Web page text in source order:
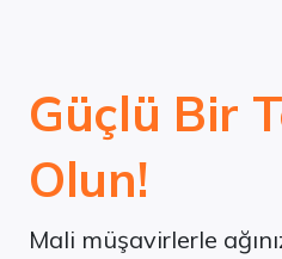
Güçlü Bir
Olun!
Mali müşavirlerle